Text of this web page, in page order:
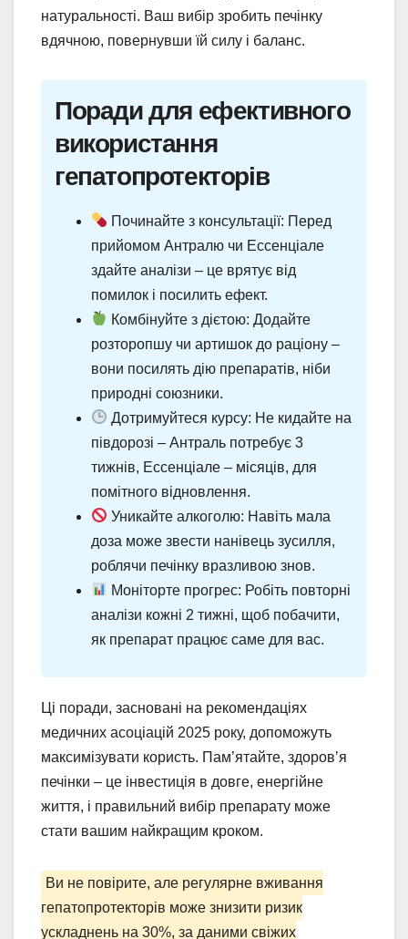
натуральності. Ваш вибір зробить печінку
вдячною, повернувши їй силу і баланс.
Поради для ефективного
використання
гепатопротекторів
Починайте з консультації: Перед
прийомом Антралю чи Ессенціале
здайте аналізи – це врятує від
помилок і посилить ефект.
Комбінуйте з дієтою: Додайте
розторопшу чи артишок до раціону –
вони посилять дію препаратів, ніби
природні союзники.
Дотримуйтеся курсу: Не кидайте на
півдорозі – Антраль потребує 3
тижнів, Ессенціале – місяців, для
помітного відновлення.
Уникайте алкоголю: Навіть мала
доза може звести нанівець зусилля,
роблячи печінку вразливою знов.
Моніторте прогрес: Робіть повторні
аналізи кожні 2 тижні, щоб побачити,
як препарат працює саме для вас.
Ці поради, засновані на рекомендаціях
медичних асоціацій 2025 року, допоможуть
максимізувати користь. Пам’ятайте, здоров’я
печінки – це інвестиція в довге, енергійне
життя, і правильний вибір препарату може
стати вашим найкращим кроком.
Ви не повірите, але регулярне вживання
гепатопротекторів може знизити ризик
ускладнень на 30%, за даними свіжих